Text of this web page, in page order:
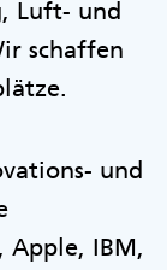
Luft- und
schaffen
und
IBM,